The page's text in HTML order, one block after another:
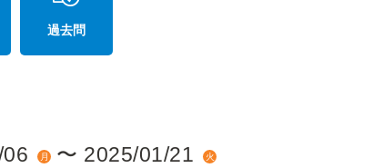
過去問
月 〜 2025/01/21 火